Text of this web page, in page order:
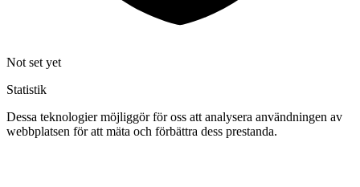
Not set yet
Statistik
Dessa teknologier möjliggör för oss att analysera användningen av
webbplatsen för att mäta och förbättra dess prestanda.